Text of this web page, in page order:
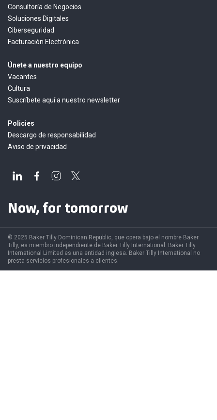
Consultoría de Negocios
Soluciones Digitales
Ciberseguridad
Facturación Electrónica
Únete a nuestro equipo
Vacantes
Cultura
Suscríbete aquí a nuestro newsletter
Policies
Descargo de responsabilidad
Aviso de privacidad
Now, for tomorrow
© 2025 Baker Tilly Dominican Republic, que opera bajo el nombre Baker
Tilly, es miembro independiente de Baker Tilly International. Baker Tilly
International Limited es una entidad inglesa. Baker Tilly International no
presta servicios profesionales a clientes.